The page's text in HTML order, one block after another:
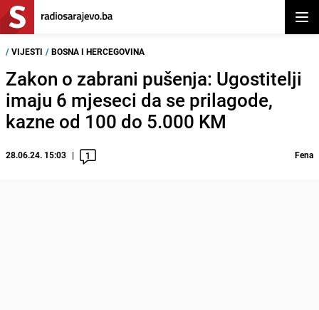
/ VIJESTI / BOSNA I HERCEGOVINA
Zakon o zabrani pušenja: Ugostitelji
imaju 6 mjeseci da se prilagode,
kazne od 100 do 5.000 KM
28.06.24. 15:03 1 Fena